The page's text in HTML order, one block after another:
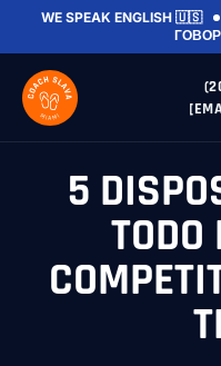
WE SPEAK ENGLISH 🇺🇸
5
TODO